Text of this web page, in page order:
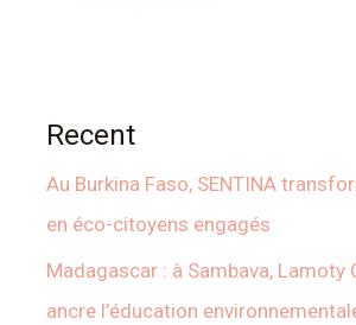
Recent
Au Burkina Faso, SENTINA
en éco-citoyens engagés
Madagascar : à Sambava, Lamoty
ancre l’éducation